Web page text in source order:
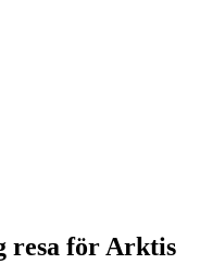
resa för Arktis